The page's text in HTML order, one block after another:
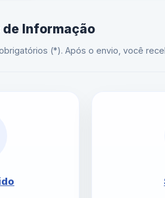
de Informação
(*). Após o envio, você